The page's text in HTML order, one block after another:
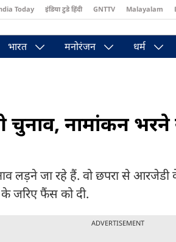
Today इंडिया टुडे हिंदी GNTTV Malayalam
भारत मनोरंजन धर्म
चुनाव, नामांकन
लड़ने जा रहे हैं. वो छपरा से
के जरिए फैंस को दी.
ADVERTISEMENT